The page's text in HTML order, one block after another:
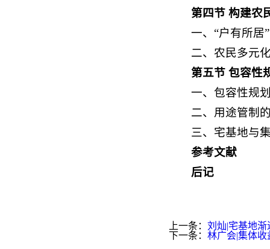
第四节 构建农
一、“户有所居
二、农民多元
第五节 包容性
一、包容性规
二、用途管制
三、宅基地与
参考文献
后记
上一条： 刘灿|宅基地
下一条： 林广会|集体